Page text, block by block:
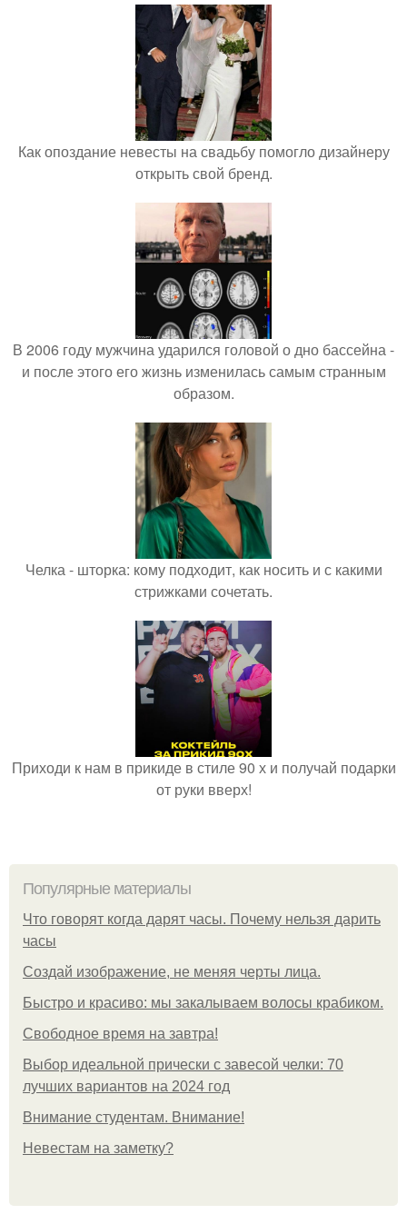
Как опоздание невесты на свадьбу помогло дизайнеру
открыть свой бренд.
В 2006 году мужчина ударился головой о дно бассейна -
и после этого его жизнь изменилась самым странным
образом.
Челка - шторка: кому подходит, как носить и с какими
стрижками сочетать.
Приходи к нам в прикиде в стиле 90 х и получай подарки
от руки вверх!
Популярные материалы
Что говорят когда дарят часы. Почему нельзя дарить
часы
Создай изображение, не меняя черты лица.
Быстро и красиво: мы закалываем волосы крабиком.
Свободное время на завтра!
Выбор идеальной прически с завесой челки: 70
лучших вариантов на 2024 год
Внимание студентам. Внимание!
Невестам на заметку?